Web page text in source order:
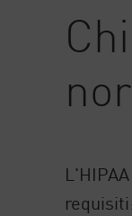
AI SECURITY
AI Red
Visualizza i
requisiti: